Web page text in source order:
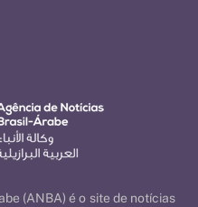
(ANBA) é o site de notícias